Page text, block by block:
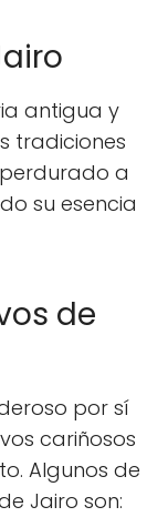
antigua y
tradiciones
a
su esencia
de
por sí
cariñosos
Algunos de
Jairo son: